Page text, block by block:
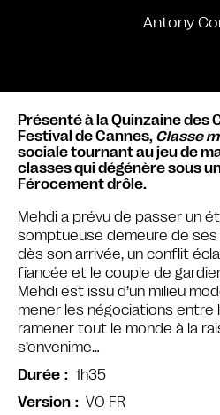
Antony
Présenté à la Quinzaine des
Festival de Cannes, Classe
sociale tournant au jeu de
classes qui dégénère sous
Férocement drôle.
Mehdi a prévu de passer un
somptueuse demeure de ses
dès son arrivée, un conflit
fiancée et le couple de
Mehdi est issu d’un milieu
mener les négociations
ramener tout le monde à la
s’envenime…
Durée
1h35
Version
VO FR